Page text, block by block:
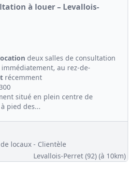
à louer – Levallois-
deux salles de consultation
au rez-de-
récemment
situé en plein centre de
pied des...
locaux - Clientèle
Levallois-Perret (92) (à 10km)